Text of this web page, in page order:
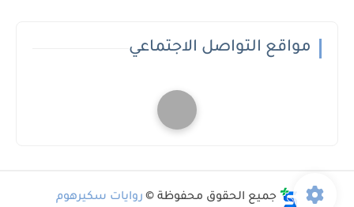
مواقع التواصل الاجتماعي
جميع الحقوق محفوظة © روايات سكيرهوم